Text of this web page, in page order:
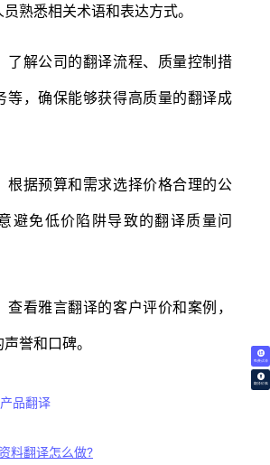
免费试译
翻译价格
熟悉相关术语和表达方式。
解公司的翻译流程、质量控制措
等，确保能够获得高质量的翻译成
据预算和需求选择价格合理的公
避免低价陷阱导致的翻译质量问
看雅言翻译的客户评价和案例，
誉和口碑。
品翻译
料翻译怎么做?